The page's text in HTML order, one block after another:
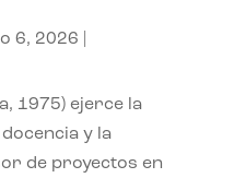
6, 2026
1975) ejerce la
y la
de proyectos en